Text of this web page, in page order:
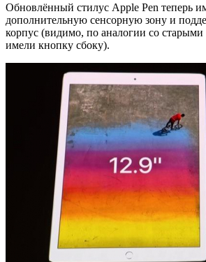
Обновлённый стилус Apple Pen теперь
дополнительную сенсорную зону и
корпус (видимо, по аналогии со старыми
имели кнопку сбоку).